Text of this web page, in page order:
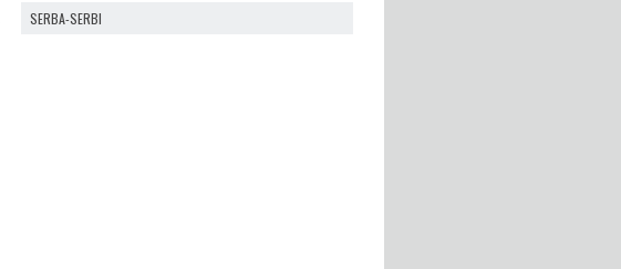
SERBA-SERBI